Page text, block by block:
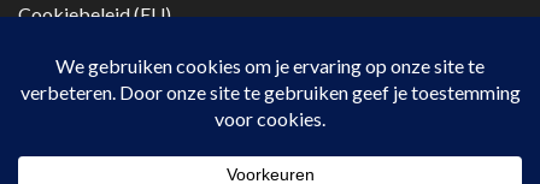
Cookiebeleid (EU)
voorwaarden